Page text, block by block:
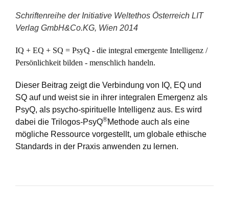
Schriftenreihe der Initiative Weltethos Österreich LIT
Verlag GmbH&Co.KG, Wien 2014
IQ + EQ + SQ = PsyQ - die integral emergente Intelligenz /
Persönlichkeit bilden - menschlich handeln.
Dieser Beitrag zeigt die Verbindung von IQ, EQ und
SQ auf und weist sie in ihrer integralen Emergenz als
PsyQ, als psycho-spirituelle Intelligenz aus. Es wird
dabei die Trilogos-PsyQ®Methode auch als eine
mögliche Ressource vorgestellt, um globale ethische
Standards in der Praxis anwenden zu lernen.